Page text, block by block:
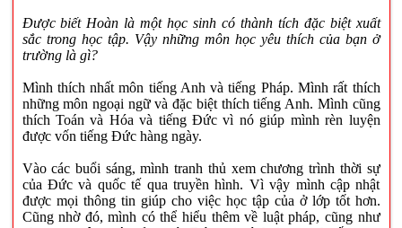
Được biết Hoàn là một học sinh có thành tích đặc biệt xuất
sắc trong học tập. Vậy những môn học yêu thích của bạn ở
trường là gì?
Mình thích nhất môn tiếng Anh và tiếng Pháp. Mình rất thích
những môn ngoại ngữ và đặc biệt thích tiếng Anh. Mình cũng
thích Toán và Hóa và tiếng Đức vì nó giúp mình rèn luyện
được vốn tiếng Đức hàng ngày.
Vào các buổi sáng, mình tranh thủ xem chương trình thời sự
của Đức và quốc tế qua truyền hình. Vì vậy mình cập nhật
được mọi thông tin giúp cho việc học tập của ở lớp tốt hơn.
Cũng nhờ đó, mình có thể hiểu thêm về luật pháp, cũng như